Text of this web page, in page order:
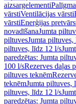
aizsargelementi
vārstiVentilācijas vārsti
vārstiEnerģijas
novadīšanaJumta
piltuvesJumta
piltuves, līdz 12 l/s
paredzētas: Jumta
100 l/sRezerves daļas
piltuves teknēm
teknēmJumta piltuves,
piltuves, līdz 12 l/s
paredzētas: Jumta